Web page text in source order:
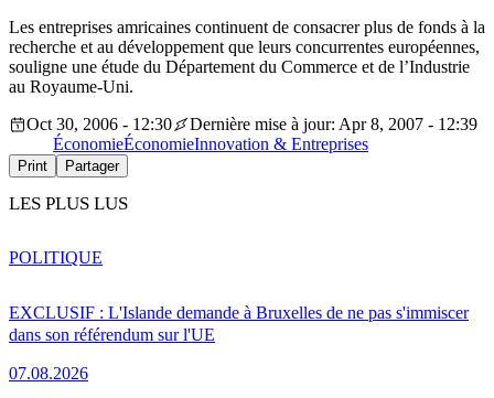
Les entreprises amricaines continuent de consacrer plus de fonds à la
recherche et au développement que leurs concurrentes européennes,
souligne une étude du Département du Commerce et de l’Industrie
au Royaume-Uni.
Oct 30, 2006 - 12:30
Dernière mise à jour: Apr 8, 2007 - 12:39
ÉconomieÉconomieInnovation & Entreprises
Print Partager
LES PLUS LUS
EXCLUSIF : L'Islande demande à Bruxelles de ne pas s'immiscer
dans son référendum sur l'UE
07.08.2026
POLITIQUE